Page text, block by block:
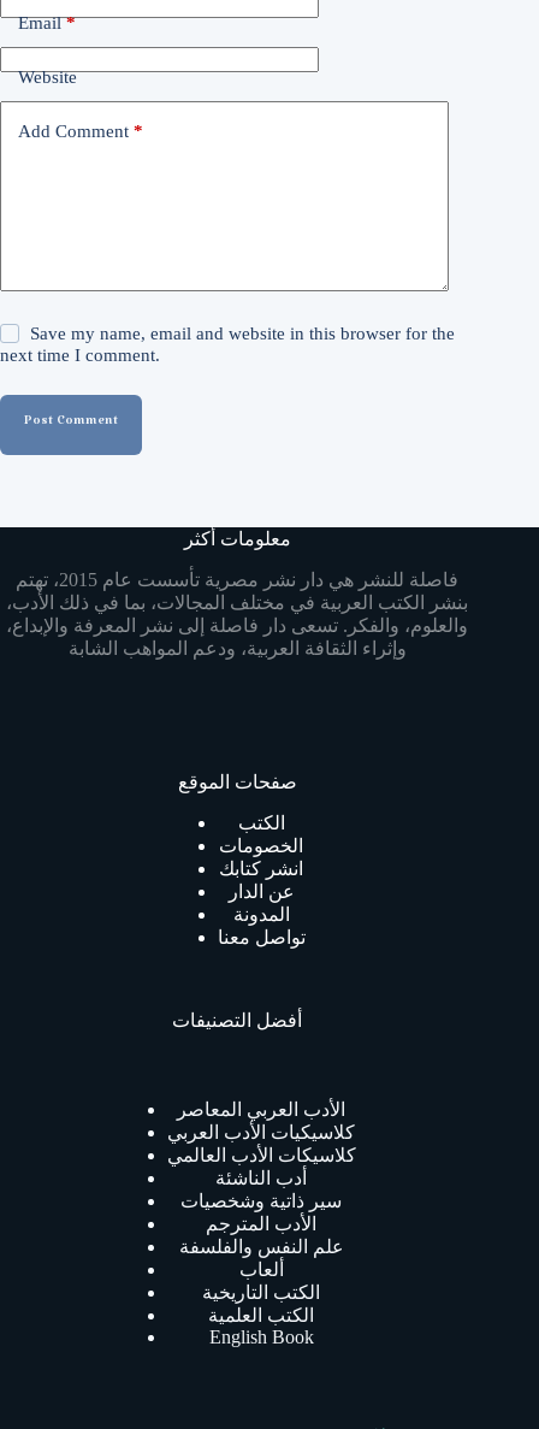
Email*
Website
Add Comment *
Save my name, email and website in this browser for the
next time I comment.
Post Comment
معلومات أكثر
فاصلة للنشر هي دار نشر مصرية تأسست عام 2015، تهتم
بنشر الكتب العربية في مختلف المجالات، بما في ذلك الأدب،
والعلوم، والفكر. تسعى دار فاصلة إلى نشر المعرفة والإبداع،
وإثراء الثقافة العربية، ودعم المواهب الشابة
صفحات الموقع
الكتب
الخصومات
انشر كتابك
عن الدار
المدونة
تواصل معنا
أفضل التصنيفات
الأدب العربي المعاصر
كلاسيكيات الأدب العربي
كلاسيكات الأدب العالمي
أدب الناشئة
سير ذاتية وشخصيات
الأدب المترجم
علم النفس والفلسفة
ألعاب
الكتب التاريخية
الكتب العلمية
English Book